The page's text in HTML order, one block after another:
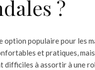
?
option populaire pour les
et pratiques,
difficiles à assortir à une